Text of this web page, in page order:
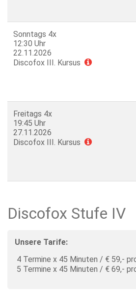
Sonntags 4x
12:30 Uhr
22.11.2026
Discofox III. Kursus
Freitags 4x
19:45 Uhr
27.11.2026
Discofox III. Kursus
Discofox Stufe IV
Unsere Tarife:
4 Termine x 45 Minuten / € 59,-
5 Termine x 45 Minuten / € 69,-